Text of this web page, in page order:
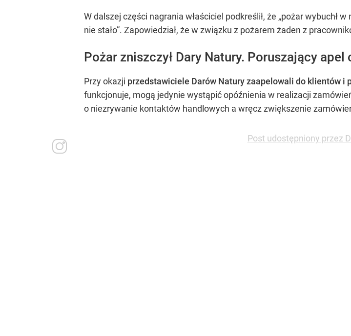
W dalszej części nagrania właściciel podkreślił, że „pożar wybuchł
nie stało”. Zapowiedział, że w związku z pożarem żaden z
Pożar zniszczył Dary Natury. Poruszający apel
Przy okazji przedstawiciele Darów Natury zaapelowali do klientów i
funkcjonuje, mogą jedynie wystąpić opóźnienia w realizacji
o niezrywanie kontaktów handlowych a wręcz zwiększenie
Post udostępniony przez